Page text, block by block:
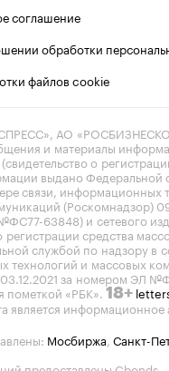
соглашение
обработки
файлов cookie
АО
и материалы
о
выдано Федеральной
связи, информационных
(Роскомнадзор)
63848) и сетевого
регистрации средства
службой по надзору в
технологий и массовых
за номером ЭЛ
«РБК». 18+
является информационное
Мосбиржа Санкт-